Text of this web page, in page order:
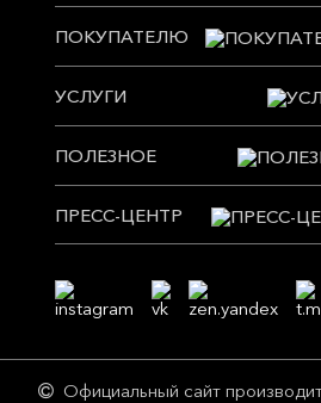
ПОКУПАТЕЛЮ
УСЛУГИ
ПОЛЕЗНОЕ
ПРЕСС-ЦЕНТР
Официальный сайт